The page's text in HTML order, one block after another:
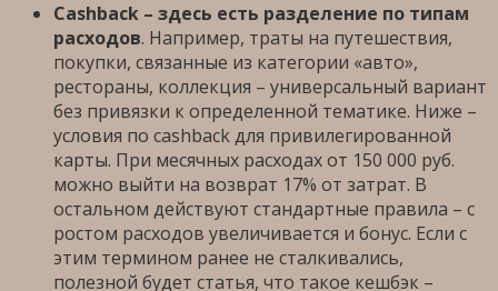
Cashback – здесь есть разделение по типам
расходов. Например, траты на путешествия,
покупки, связанные из категории «авто»,
рестораны, коллекция – универсальный вариант
без привязки к определенной тематике. Ниже –
условия по cashback для привилегированной
карты. При месячных расходах от 150 000 руб.
можно выйти на возврат 17% от затрат. В
остальном действуют стандартные правила – с
ростом расходов увеличивается и бонус. Если с
этим термином ранее не сталкивались,
полезной будет статья, что такое кешбэк –